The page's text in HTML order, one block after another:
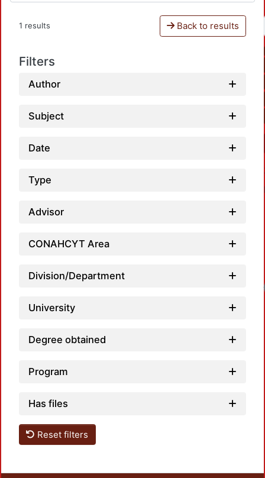
1 results Back to results
Filters
Author
Subject
Date
Type
Advisor
CONAHCYT Area
Division/Department
University
Degree obtained
Program
Has files
Reset filters